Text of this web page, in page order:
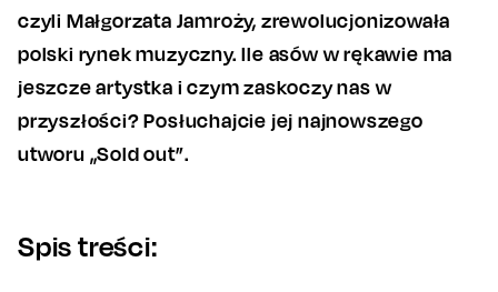
czyli Małgorzata Jamroży, zrewolucjonizowała
polski rynek muzyczny. Ile asów w rękawie ma
jeszcze artystka i czym zaskoczy nas w
przyszłości? Posłuchajcie jej najnowszego
utworu „Sold out”.
Spis treści: